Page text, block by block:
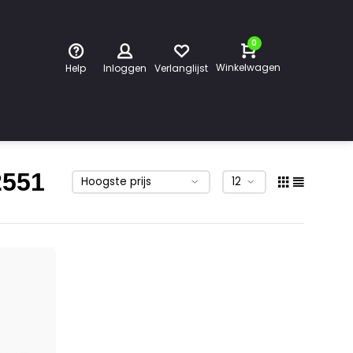
Help Inloggen Verlanglijst
0
Winkelwagen